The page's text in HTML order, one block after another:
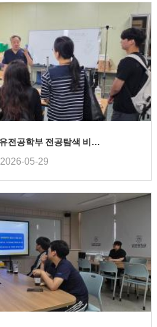
2026학년도 자유전공학부 전공탐색 비교과프로그램 - 응급구조학과
2026-05-29